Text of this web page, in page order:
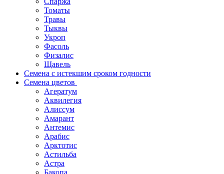
Томаты
Травы
Тыквы
Укроп
Фасоль
Физалис
Щавель
Семена с истекшим сроком годности
Семена цветов
Агератум
Аквилегия
Алиссум
Амарант
Антемис
Арабис
Арктотис
Астильба
Астра